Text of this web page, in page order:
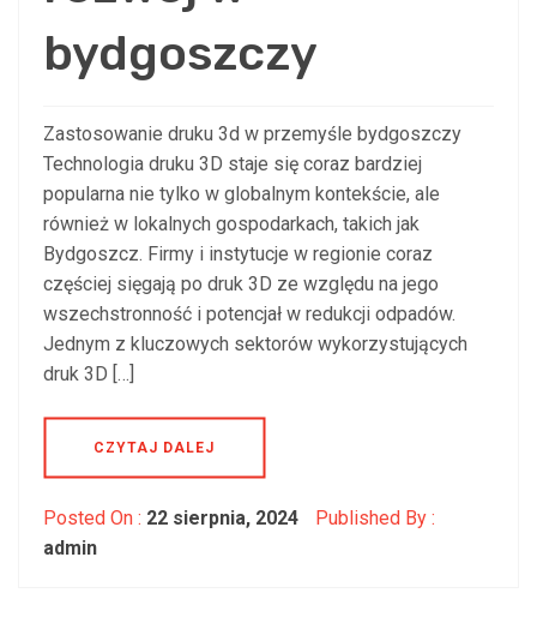
bydgoszczy
Zastosowanie druku 3d w przemyśle bydgoszczy
Technologia druku 3D staje się coraz bardziej
popularna nie tylko w globalnym kontekście, ale
również w lokalnych gospodarkach, takich jak
Bydgoszcz. Firmy i instytucje w regionie coraz
częściej sięgają po druk 3D ze względu na jego
wszechstronność i potencjał w redukcji odpadów.
Jednym z kluczowych sektorów wykorzystujących
druk 3D […]
CZYTAJ DALEJ
Posted On : 22 sierpnia, 2024
Published By :
admin